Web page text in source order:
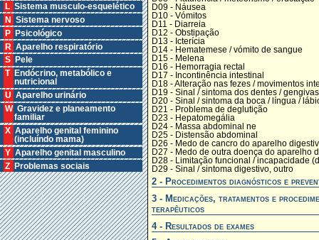
L Sistema musculo-esquelético
N Sistema nervoso
P Psicológico
R Aparelho respiratório
S Pele
T Endócrino, metabólico e
nutricional
U Aparelho urinário
W Gravidez e planeamento
familiar
X Aparelho genital feminino
(incluíndo mama)
Y Aparelho genital masculino
Z Problemas sociais
D09 - Náusea
D10 - Vómitos
D11 - Diarreia
D12 - Obstipação
D13 - Icterícia
D14 - Hematemese / vómito de sangue
D15 - Melena
D16 - Hemorragia rectal
D17 - Incontinência intestinal
D18 - Alteração nas fezes / movimentos
D19 - Sinal / sintoma dos dentes / gengivas
D20 - Sinal / sintoma da boca / língua /
D21 - Problema de deglutição
D23 - Hepatomegália
D24 - Massa abdominal ne
D25 - Distensão abdominal
D26 - Medo de cancro do aparelho
D27 - Medo de outra doença do aparelho
D28 - Limitação funcional / incapacidade
D29 - Sinal / sintoma digestivo, outro
2 - Procedimentos diagnósticos e
3 - Medicações, tratamentos e
terapêuticos
4 - Resultados de exames